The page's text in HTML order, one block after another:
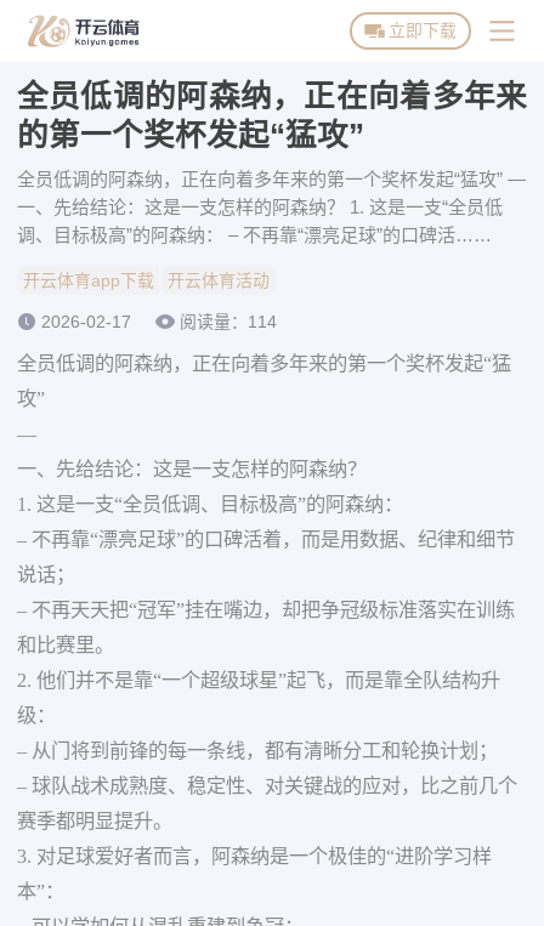
开云体育首页
开云体育活动
博彩平台推荐
立即下载
全员低调的阿森纳，正在向着多年来
的第一个奖杯发起“猛攻”
全员低调的阿森纳，正在向着多年来的第一个奖杯发起“猛攻” —
一、先给结论：这是一支怎样的阿森纳？ 1. 这是一支“全员低
调、目标极高”的阿森纳： – 不再靠“漂亮足球”的口碑活……
开云体育app下载 开云体育活动
2026-02-17 阅读量：114
全员低调的阿森纳，正在向着多年来的第一个奖杯发起“猛
攻”
—
一、先给结论：这是一支怎样的阿森纳？
1. 这是一支“全员低调、目标极高”的阿森纳：
– 不再靠“漂亮足球”的口碑活着，而是用数据、纪律和细节
说话；
– 不再天天把“冠军”挂在嘴边，却把争冠级标准落实在训练
和比赛里。
2. 他们并不是靠“一个超级球星”起飞，而是靠全队结构升
级：
– 从门将到前锋的每一条线，都有清晰分工和轮换计划；
– 球队战术成熟度、稳定性、对关键战的应对，比之前几个
赛季都明显提升。
3. 对足球爱好者而言，阿森纳是一个极佳的“进阶学习样
本”：